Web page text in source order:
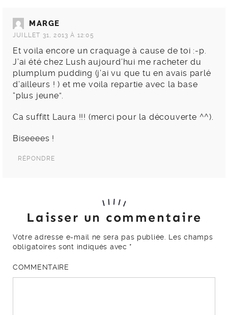
MARGE
JUILLET 31, 2013 À 12:05
Et voila encore un craquage à cause de toi :-p.
J’ai été chez Lush aujourd’hui me racheter du
plumplum pudding (j’ai vu que tu en avais parlé
d’ailleurs ! ) et me voila repartie avec la base
“plus jeune”.
Ca suffitt Laura !!! (merci pour la découverte ^^).
Biseeees !
RÉPONDRE
Laisser un commentaire
Votre adresse e-mail ne sera pas publiée. Les champs
obligatoires sont indiqués avec *
COMMENTAIRE